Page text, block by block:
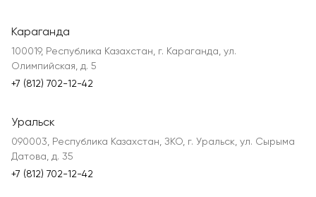
Караганда
100019, Республика Казахстан, г. Караганда, ул.
Олимпийская, д. 5
+7 (812) 702-12-42
Уральск
090003, Республика Казахстан, ЗКО, г. Уральск, ул. Сырыма
Датова, д. 35
+7 (812) 702-12-42